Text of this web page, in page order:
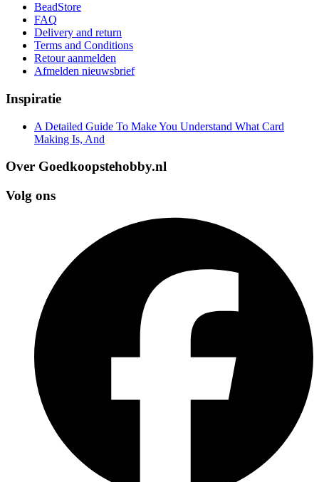
BeadStore
FAQ
Delivery and return
Terms and Conditions
Retour aanmelden
Afmelden nieuwsbrief
Inspiratie
A Detailed Guide To Make You Understand What Card
Making Is, And
Over Goedkoopstehobby.nl
Volg ons